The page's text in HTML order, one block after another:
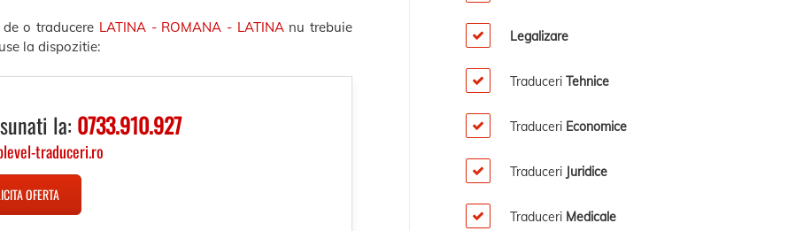
o traducere LATINA - ROMANA - LATINAnu trebuie
la dispozitie:
la: 0733.910.927
traduceri.ro
OFERTA
Legalizare
Traduceri Tehnice
Traduceri Economice
Traduceri Juridice
Traduceri Medicale